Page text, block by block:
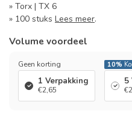
» Torx | TX 6
» 100 stuks Lees meer.
Volume voordeel
Geen korting
1 Verpakking
€2,65
10%
5